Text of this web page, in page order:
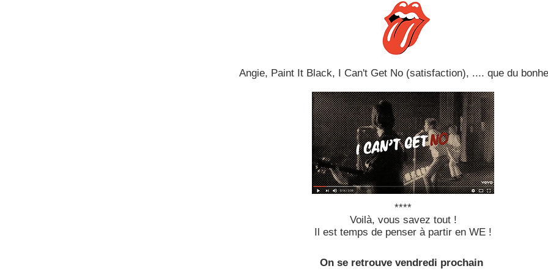
Angie, Paint It Black, I Can't Get No (satisfaction), .... que du
****
Voilà, vous savez tout !
Il est temps de penser à partir en WE !
On se retrouve vendredi prochain